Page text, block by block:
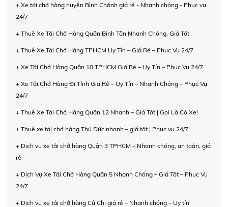
+ Xe tải chở hàng huyện Bình Chánh giá rẻ - Nhanh chóng - Phục vụ
24/7
+ Thuê Xe Tải Chở Hàng Quận Bình Tân Nhanh Chóng, Giá Tốt
+ Thuê Xe Tải Chở Hàng TPHCM Uy Tín – Giá Rẻ – Phục Vụ 24/7
+ Xe Tải Chở Hàng Quận 10 TPHCM Giá Rẻ – Uy Tín – Phục Vụ 24/7
+ Xe Tải Chở Hàng Đi Tỉnh Giá Rẻ – Uy Tín – Nhanh Chóng – Phục Vụ
24/7
+ Thuê Xe Tải Chở Hàng Quận 12 Nhanh – Giá Tốt | Gọi Là Có Xe!
+ Thuê xe tải chở hàng Thủ Đức nhanh – giá tốt | Phục vụ 24/7
+ Dịch vụ xe tải chở hàng Quận 3 TPHCM – Nhanh chóng, an toàn, giá
rẻ
+ Dịch Vụ Xe Tải Chở Hàng Quận 5 Nhanh Chóng – Giá Tốt – Phục Vụ
24/7
+ Dịch vụ xe tải chở hàng Củ Chi giá rẻ – Nhanh chóng – Uy tín